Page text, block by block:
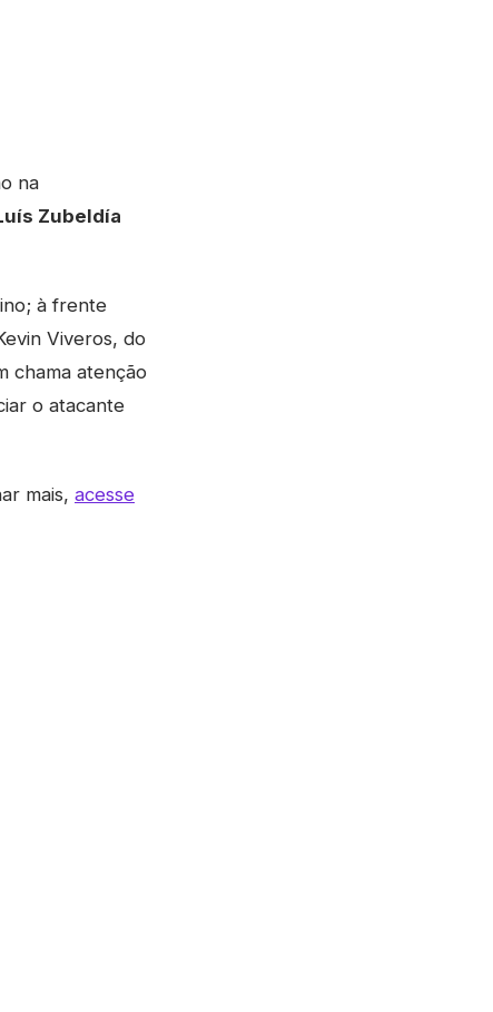
na
Zubeldía
à frente
Viveros, do
chama atenção
o atacante
mais, acesse